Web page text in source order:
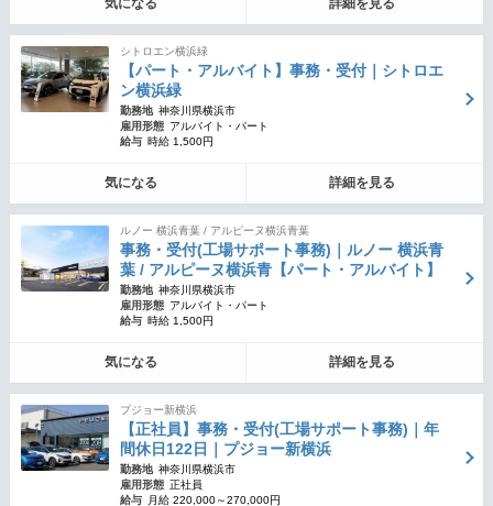
気になる 詳細を見る
シトロエン横浜緑
【パート・アルバイト】事務・受付｜シトロエ
ン横浜緑
勤務地 神奈川県横浜市
雇用形態 アルバイト・パート
給与 時給 1,500円
気になる 詳細を見る
ルノー 横浜青葉 / アルピーヌ横浜青葉
事務・受付(工場サポート事務)｜ルノー 横浜青
葉 / アルピーヌ横浜青【パート・アルバイト】
勤務地 神奈川県横浜市
雇用形態 アルバイト・パート
給与 時給 1,500円
気になる 詳細を見る
プジョー新横浜
【正社員】事務・受付(工場サポート事務)｜年
間休日122日｜プジョー新横浜
勤務地 神奈川県横浜市
雇用形態 正社員
給与
月給 220,000～270,000円